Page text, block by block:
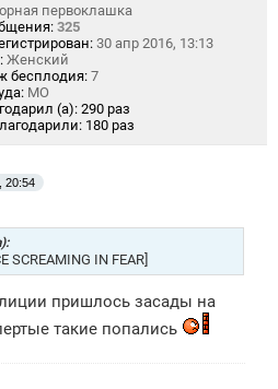
первоклашка
325
30 апр 2016, 13:13
Женский
бесплодия: 7
МО
(а): 290 раз
180 раз
20:54
SCREAMING IN FEAR]
пришлось засады на
такие попались